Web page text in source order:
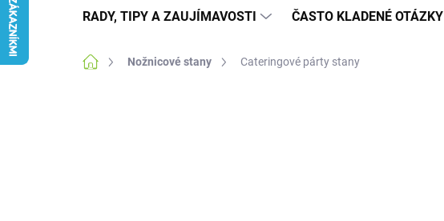
RADY, TIPY A ZAUJÍMAVOSTI ČASTO KLADENÉ OTÁZKY
DomovNožnicové stany Cateringové párty stany